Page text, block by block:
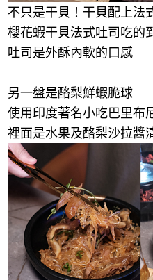
不只是干貝！干貝配上法
櫻花蝦干貝法式吐司吃的
吐司是外酥內軟的口感
另一盤是酪梨鮮蝦脆球
使用印度著名小吃巴里布
裡面是水果及酪梨沙拉醬